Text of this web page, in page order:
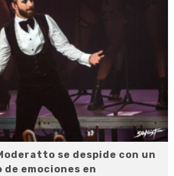
se despide con un
emociones en